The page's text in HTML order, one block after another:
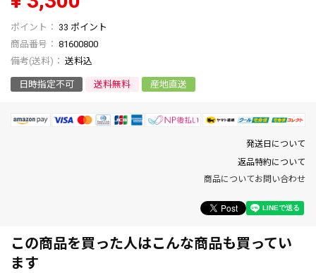
33 ポイント
商品番号
81600800
送料込
日時指定不可 送料無料 産地直送
発送日について
返品特約について
商品についてお問い合わせ
この商品を買った人はこんな商品も買ってい
ます